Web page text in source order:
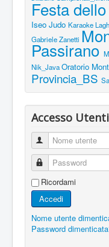
Festa
Iseo Judo Karaoke
Gabriele Zanetti
Passirano
Nik_JavaOratorio
Provincia_BS
Accesso Utenti
Nome utente
Password
Ricordami
Accedi
Nome utente
Password